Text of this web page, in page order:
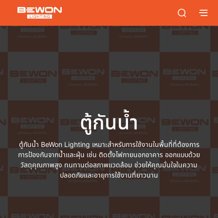
ตู้กันน้ำ
ตู้กันน้ำ BeWon Lighting เหมาะสำหรับการใช้งานในพื้นที่ที่ต้องการ
การป้องกันจากน้ำและฝุ่น เช่น ติดตั้งไฟภายนอกอาคาร ออกแบบด้วย
วัสดุคุณภาพสูง ทนทานต่อสภาพแวดล้อม ช่วยให้คุณมั่นใจในความ
ปลอดภัยและอายุการใช้งานที่ยาวนาน